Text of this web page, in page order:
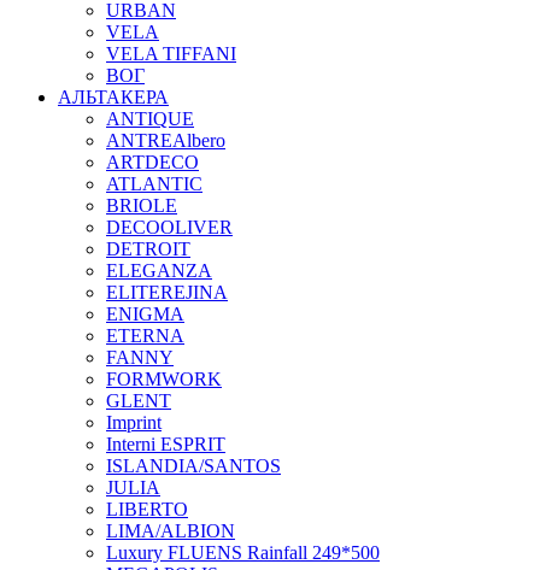
URBAN
VELA
VELA TIFFANI
ВОГ
АЛЬТАКЕРА
ANTIQUE
ANTREAlbero
ARTDECO
ATLANTIC
BRIOLE
DECOOLIVER
DETROIT
ELEGANZA
ELITEREJINA
ENIGMA
ETERNA
FANNY
FORMWORK
GLENT
Imprint
Interni ESPRIT
ISLANDIA/SANTOS
JULIA
LIBERTO
LIMA/ALBION
Luxury FLUENS Rainfall 249*500